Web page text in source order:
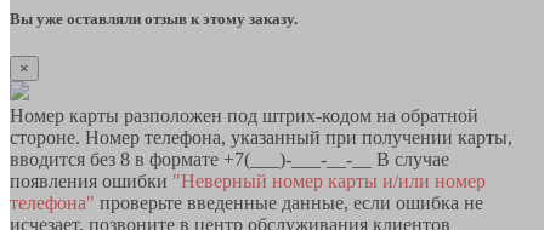
Вы уже оставляли отзыв к этому заказу.
×
Номер карты разположен под штрих-кодом на обратной
стороне. Номер телефона, указанный при получении карты,
вводится без 8 в формате +7(___)-___-__-__ В случае
появления ошибки "Неверный номер карты и/или номер
телефона" проверьте введенные данные, если ошибка не
исчезает, позвоните в центр обслуживания клиентов